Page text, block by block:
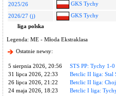
2025/26
GKS Tychy
2026/27 (j)
GKS Tychy
liga polska
Legenda: ME - Młoda Ekstraklasa
Ostatnie newsy:
5 sierpnia 2026, 20:56
STS PP: Tychy 1-0
31 lipca 2026, 22:33
Betclic II liga: Stal
26 lipca 2026, 21:22
Betclic II liga:
24 maja 2026, 18:23
Betclic I liga: